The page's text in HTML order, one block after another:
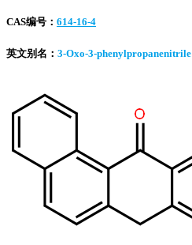
CAS编号： 614-16-4
英文别名： 3-Oxo-3-phenylpropanenitrile